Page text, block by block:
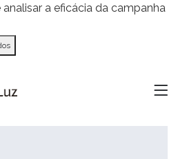
a eficácia da campanha